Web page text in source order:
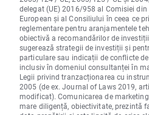
delegat (UE) 2016/958 al Comisiei
European și al Consiliului în ceea ce
reglementare pentru aranjamentele
obiectivă a recomandărilor de
sugerează strategii de investiții și
particulare sau indicații de conflicte
inclusiv în domeniul consultanței în
Legii privind tranzacționarea cu
2005 (de ex. Journal of Laws 2019,
modificat). Comunicarea de
mare diligență, obiectivitate, prezintă